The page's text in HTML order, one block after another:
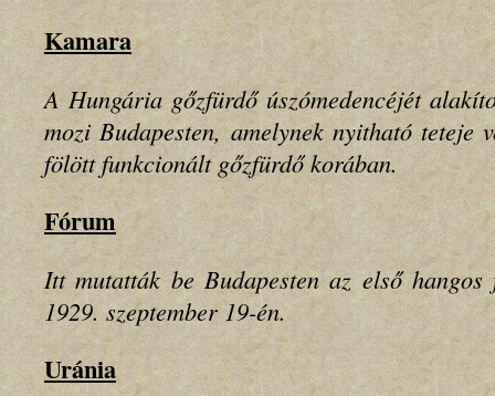
Kamara
A Hungária gőzfürdő úszómedencéjét
mozi Budapesten, amelynek nyitható teteje
fölött funkcionált gőzfürdő korában.
Fórum
Itt mutatták be Budapesten az első hangos
1929. szeptember 19-én.
Uránia